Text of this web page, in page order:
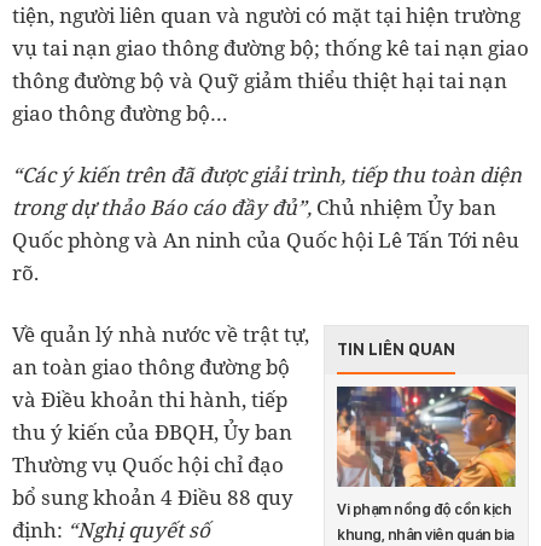
tiện, người liên quan và người có mặt tại hiện trường
vụ tai nạn giao thông đường bộ; thống kê tai nạn giao
thông đường bộ và Quỹ giảm thiểu thiệt hại tai nạn
giao thông đường bộ…
“Các ý kiến trên đã được giải trình, tiếp thu toàn diện
trong dự thảo Báo cáo đầy đủ”, Chủ nhiệm Ủy ban
Quốc phòng và An ninh của Quốc hội Lê Tấn Tới nêu
rõ.
TIN LIÊN QUAN
Vi phạm nồng độ cồn kịch
khung, nhân viên quán bia
Về quản lý nhà nước về trật tự,
an toàn giao thông đường bộ
và Điều khoản thi hành, tiếp
thu ý kiến của ĐBQH, Ủy ban
Thường vụ Quốc hội chỉ đạo
bổ sung khoản 4 Điều 88 quy
định: “Nghị quyết số